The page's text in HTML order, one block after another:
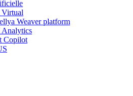
Virtual
Weaver platform
Copilot